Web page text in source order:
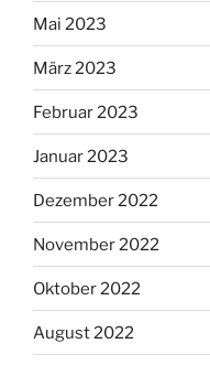
Mai 2023
März 2023
Februar 2023
Januar 2023
Dezember 2022
November 2022
Oktober 2022
August 2022